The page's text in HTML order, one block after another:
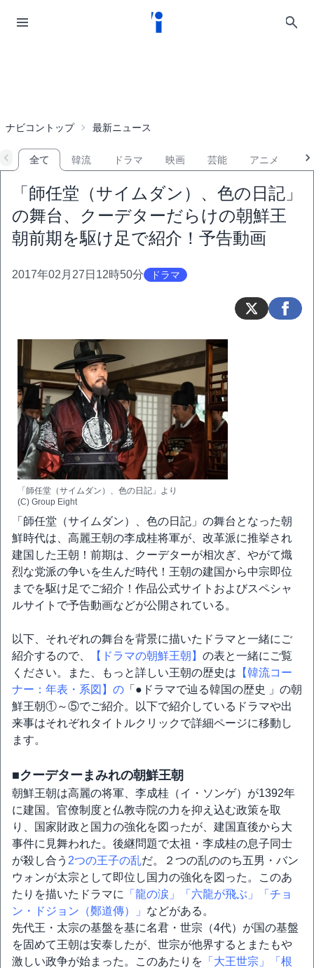
ナビコントップ 最新ニュース
全て 韓流 ドラマ 映画 芸能 アニメ
「師任堂（サイムダン）、色の日記」
の舞台、クーデターだらけの朝鮮王
朝前期を駆け足で紹介！予告動画
2017年02月27日12時50分 ドラマ
「師任堂（サイムダン）、色の日記」より
(C) Group Eight
「師任堂（サイムダン）、色の日記」の舞台となった朝
鮮時代は、高麗王朝の李成桂将軍が、改革派に推挙され
建国した王朝！前期は、クーデターが相次ぎ、やがて熾
烈な党派の争いを生んだ時代！王朝の建国から中宗即位
までを駆け足でご紹介！作品公式サイトおよびスペシャ
ルサイトで予告動画などが公開されている。
以下、それぞれの舞台を背景に描いたドラマと一緒にご
紹介するので、
【ドラマの朝鮮王朝】 の表と一緒にご覧
ください。また、もっと詳しい王朝の歴史は 【韓流コー
ナー：年表・系図】の 「●ドラマで辿る韓国の歴史 」の朝
鮮王朝①～⑤でご紹介。以下で紹介しているドラマや出
来事はそれぞれタイトルクリックで詳細ページに移動し
ます。
■クーデターまみれの朝鮮王朝
朝鮮王朝は高麗の将軍、李成桂（イ・ソンゲ）が1392年
に建国。官僚制度と仏教寺院の力を抑え込む政策を取
り、国家財政と国力の強化を図ったが、建国直後から大
事件に見舞われた。後継問題で太祖・李成桂の息子同士
が殺し合う 2つの王子の乱だ。２つの乱ののち五男・バン
ウォンが太宗として即位し国力の強化を図った。このあ
たりを描いたドラマに
「龍の涙」 「六龍が飛ぶ」
「チョ
ン・ドジョン（鄭道傳）」 などがある。
先代王・太宗の基盤を基に名君・世宗（4代）が国の基盤
を固めて王朝は安泰したが、世宗が他界するとまたもや
激しい政争が始まった。このあたりを 「大王世宗」
「根